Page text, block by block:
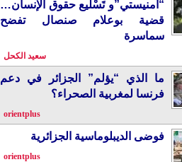
“أمنيستي”و تَسْليع حقوق الإنسان…
قضية بوعلام صنصال تفضح
سماسرة
سعيد الكحل
ما الذي “يؤلم” الجزائر في دعم
فرنسا لمغربية الصحراء؟
orientplus
فوضى الديبلوماسية الجزائرية
orientplus